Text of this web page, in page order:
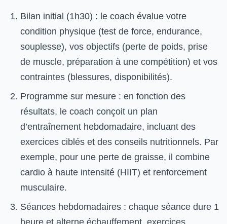
Bilan initial (1h30) : le coach évalue votre
condition physique (test de force, endurance,
souplesse), vos objectifs (perte de poids, prise
de muscle, préparation à une compétition) et vos
contraintes (blessures, disponibilités).
Programme sur mesure : en fonction des
résultats, le coach conçoit un plan
d’entraînement hebdomadaire, incluant des
exercices ciblés et des conseils nutritionnels. Par
exemple, pour une perte de graisse, il combine
cardio à haute intensité (HIIT) et renforcement
musculaire.
Séances hebdomadaires : chaque séance dure 1
heure et alterne échauffement, exercices